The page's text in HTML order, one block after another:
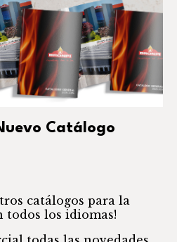
Catálogo
catálogos para la
todos los idiomas!